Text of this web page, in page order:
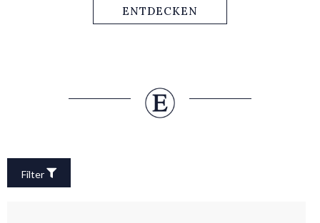
mit ihrem Charme und ihrer Funktionalität nicht nur
Rennsportgrößen.
ENTDECKEN
Filter